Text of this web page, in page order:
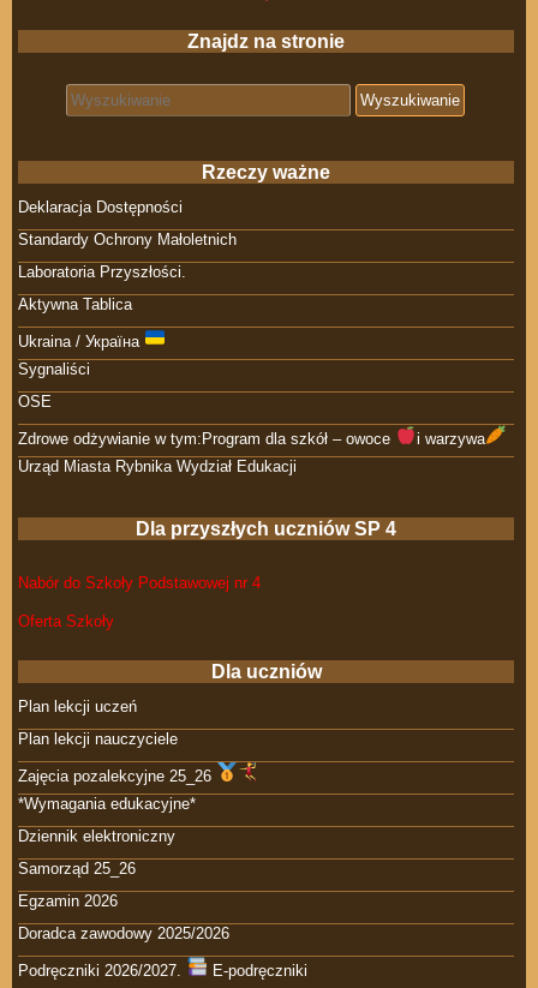
Znajdz na stronie
Search for:
Rzeczy ważne
Deklaracja Dostępności
Standardy Ochrony Małoletnich
Laboratoria Przyszłości.
Aktywna Tablica
Ukraina / Україна
Sygnaliści
OSE
Zdrowe odżywianie w tym:Program dla szkół – owoce
i warzywa
Urząd Miasta Rybnika Wydział Edukacji
Dla przyszłych uczniów SP 4
Nabór do Szkoły Podstawowej nr 4
Oferta Szkoły
Dla uczniów
Plan lekcji uczeń
Plan lekcji nauczyciele
Zajęcia pozalekcyjne 25_26
*Wymagania edukacyjne*
Dziennik elektroniczny
Samorząd 25_26
Egzamin 2026
Doradca zawodowy 2025/2026
Podręczniki 2026/2027.
E-podręczniki